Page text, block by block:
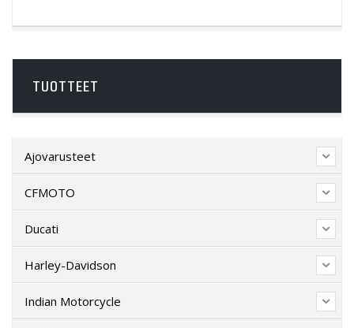
TUOTTEET
Ajovarusteet
CFMOTO
Ducati
Harley-Davidson
Indian Motorcycle